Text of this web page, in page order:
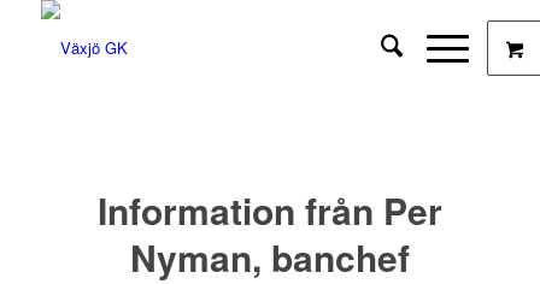
Information från Per
Nyman, banchef